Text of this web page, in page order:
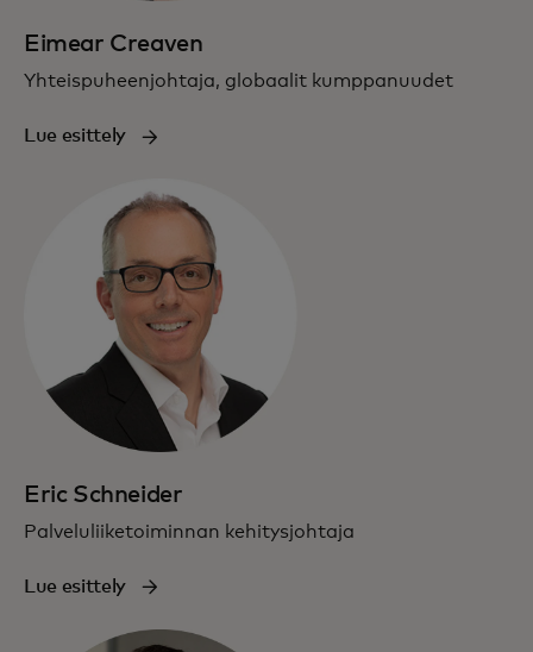
Eimear Creaven
Yhteispuheenjohtaja, globaalit kumppanuudet
Lue esittely
Eric Schneider
Palveluliiketoiminnan kehitysjohtaja
Lue esittely